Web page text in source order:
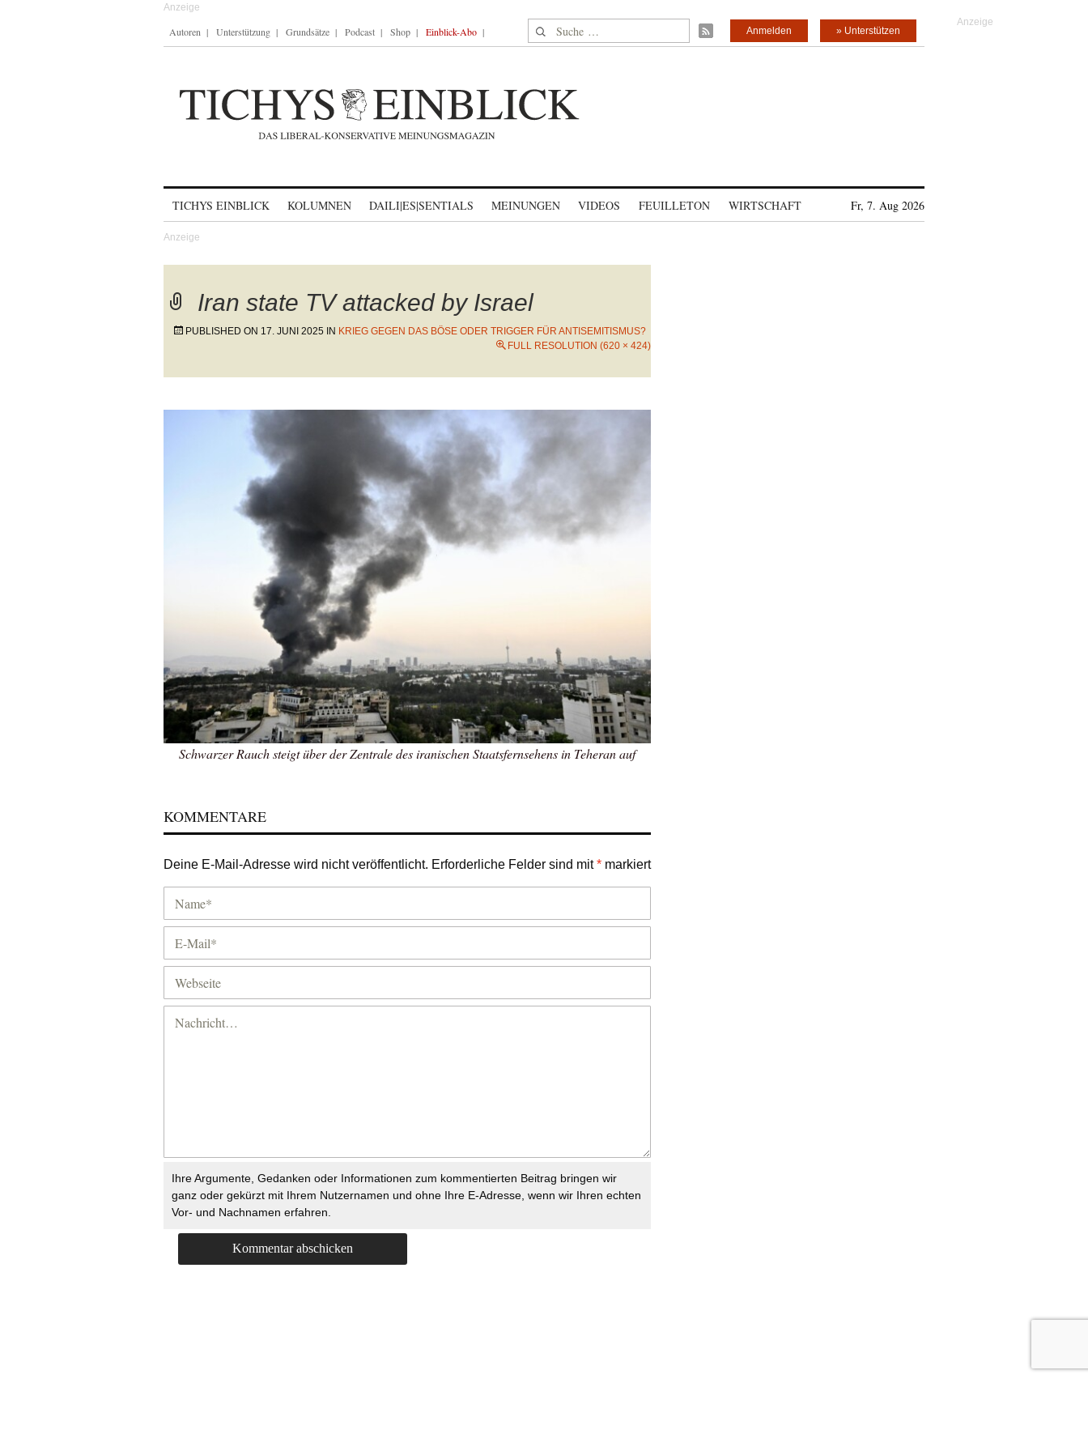
Autoren Unterstützung Grundsätze Podcast Shop Einblick-Abo Suche nach: » Unterstützen
Anmelden
TICHYS EINBLICK KOLUMNEN DAILI|ES|SENTIALS MEINUNGEN VIDEOS FEUILLETON WIRTSCHAFT Fr, 7. Aug 2026
Iran state TV attacked by Israel
PUBLISHED ON 17. JUNI 2025 IN KRIEG GEGEN DAS BÖSE ODER TRIGGER FÜR ANTISEMITISMUS?
FULL RESOLUTION (620 × 424)
Schwarzer Rauch steigt über der Zentrale des iranischen Staatsfernsehens in Teheran auf
KOMMENTARE
Deine E-Mail-Adresse wird nicht veröffentlicht. Erforderliche Felder sind mit* markiert
Ihre Argumente, Gedanken oder Informationen zum kommentierten Beitrag bringen wir
ganz oder gekürzt mit Ihrem Nutzernamen und ohne Ihre E-Adresse, wenn wir Ihren echten
Vor- und Nachnamen erfahren.